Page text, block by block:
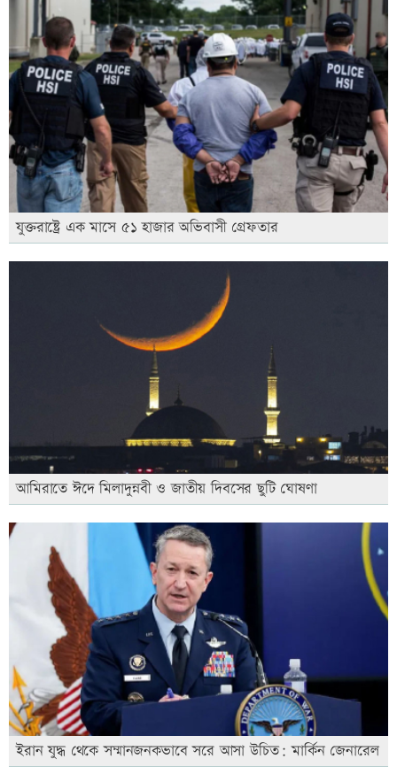
যুক্তরাষ্ট্রে এক মাসে ৫১ হাজার অভিবাসী গ্রেফতার
আমিরাতে ঈদে মিলাদুন্নবী ও জাতীয় দিবসের ছুটি ঘোষণা
ইরান যুদ্ধ থেকে সম্মানজনকভাবে সরে আসা উচিত: মার্কিন জেনারেল